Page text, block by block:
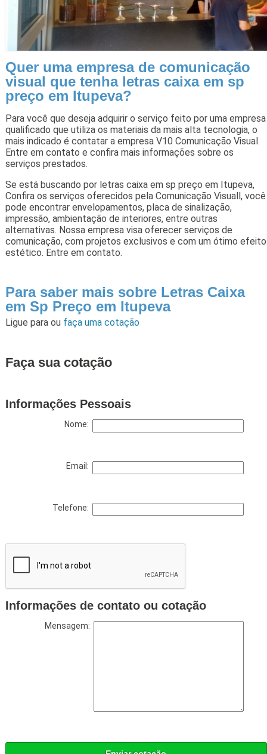
Quer uma empresa de comunicação
visual que tenha letras caixa em sp
preço em Itupeva?
Para você que deseja adquirir o serviço feito por uma empresa
qualificado que utiliza os materiais da mais alta tecnologia, o
mais indicado é contatar a empresa V10 Comunicação Visual.
Entre em contato e confira mais informações sobre os
serviços prestados.
Se está buscando por letras caixa em sp preço em Itupeva,
Confira os serviços oferecidos pela Comunicação Visuall, você
pode encontrar envelopamentos, placa de sinalização,
impressão, ambientação de interiores, entre outras
alternativas. Nossa empresa visa oferecer serviços de
comunicação, com projetos exclusivos e com um ótimo efeito
estético. Entre em contato.
Para saber mais sobre Letras Caixa
em Sp Preço em Itupeva
Ligue para ou faça uma cotação
Faça sua cotação
Informações Pessoais
Nome:
Email:
Telefone:
Informações de contato ou cotação
Mensagem: